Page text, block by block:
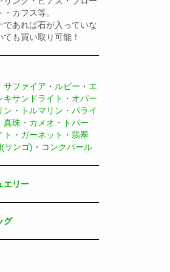
カフス等。
あれば石が入っていな
ても買い取り可能！
サファイア ・ ルビー ・ エ
キサンドライト ・ オパー
ン ・ トルマリン ・ パライ
真珠 ・ カメオ ・
トパー
ト ・ ガーネット ・ 翡翠
サンゴ) ・ コンクパール
エリー
グ